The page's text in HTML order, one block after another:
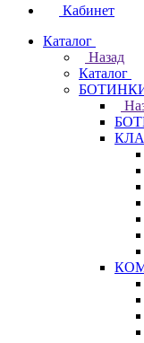
Кабинет
Каталог
Назад
Каталог